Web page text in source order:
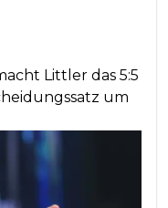
Littler das 5:5
um